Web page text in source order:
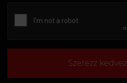
Szerezz